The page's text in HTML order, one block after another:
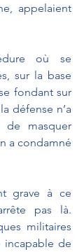
appelaient
où se
sur la base
fondant sur
défense n’a
masquer
a condamné
grave à ce
pas là.
militaires
incapable de